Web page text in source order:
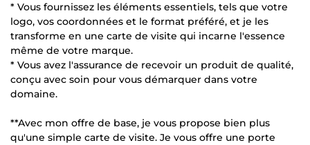
* Vous fournissez les éléments essentiels, tels que votre
logo, vos coordonnées et le format préféré, et je les
transforme en une carte de visite qui incarne l'essence
même de votre marque.
* Vous avez l'assurance de recevoir un produit de qualité,
conçu avec soin pour vous démarquer dans votre
domaine.
**Avec mon offre de base, je vous propose bien plus
qu'une simple carte de visite. Je vous offre une porte